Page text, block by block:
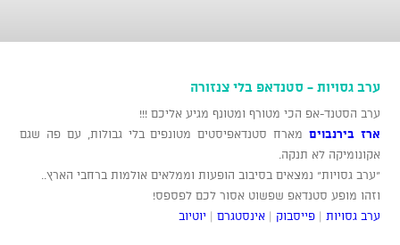
ערב גסויות - סטנדאפ בלי צנזורה
ערב הסטנד-אפ הכי מטורף ומטונף מגיע אליכם !!!
ארז בירנבוים מארח סטנדאפיסטים מטונפים בלי גבולות, עם פה שגם
אקונומיקה לא תנקה.
"ערב גסויות" נמצאים בסיבוב הופעות וממלאים אולמות ברחבי הארץ..
וזהו מופע סטנדאפ שפשוט אסור לכם לפספס!
ערב גסויות |פייסבוק |אינסטגרם | יוטיוב